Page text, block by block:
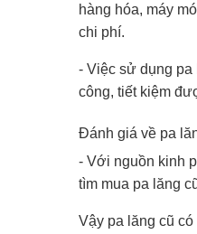
hàng hóa, máy
chi phí.
- Việc sử dụng pa
công, tiết kiệm
Đánh giá về pa
- Với nguồn kinh
tìm mua pa lăng
Vậy pa lăng cũ